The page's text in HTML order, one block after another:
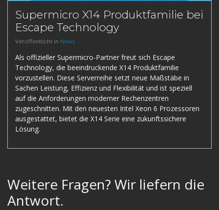
Supermicro X14 Produktfamilie bei
Escape Technology
Veröffentlicht in News
Als offizieller Supermicro-Partner freut sich Escape
Technology, die beeindruckende X14 Produktfamilie
vorzustellen. Diese Serverreihe setzt neue Maßstäbe in
Sachen Leistung, Effizienz und Flexibilität und ist speziell
auf die Anforderungen moderner Rechenzentren
zugeschnitten. Mit den neuesten Intel Xeon 6 Prozessoren
ausgestattet, bietet die X14 Serie eine zukunftssichere
Lösung.
Weitere Fragen? Wir liefern die
Antwort.